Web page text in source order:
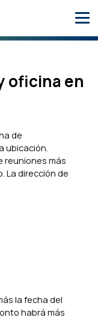
oficina en
de
ubicación.
reuniones más
La dirección de
la fecha del
habrá más